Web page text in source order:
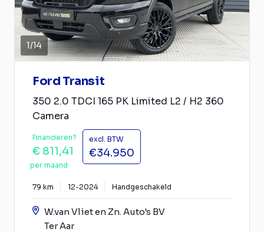
1/14
Ford Transit
350 2.0 TDCI 165 PK Limited L2 / H2 360
Camera
Financieren?
€ 811,41
per maand
excl. BTW
€34.950
79 km 12-2024 Handgeschakeld
W.van Vliet en Zn. Auto's BV
Ter Aar